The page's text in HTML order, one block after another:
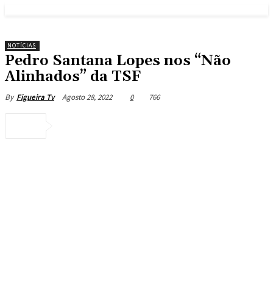
NOTÍCIAS
Pedro Santana Lopes nos “Não
Alinhados” da TSF
By Figueira Tv Agosto 28, 2022 0 766